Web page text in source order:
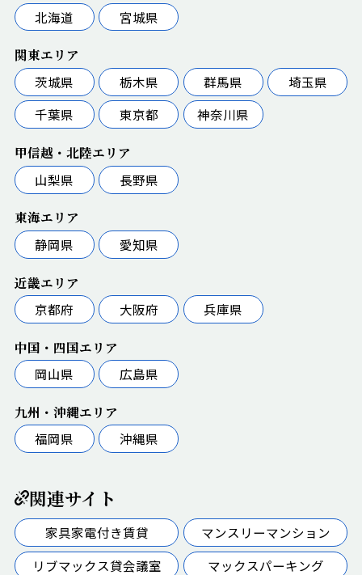
北海道
宮城県
関東エリア
茨城県
栃木県 群馬県
埼玉県
千葉県
東京都 神奈川県
甲信越・北陸エリア
山梨県
長野県
東海エリア
静岡県
愛知県
近畿エリア
京都府
大阪府 兵庫県
中国・四国エリア
岡山県
広島県
九州・沖縄エリア
福岡県
沖縄県
関連サイト
家具家電付き賃貸
マンスリーマンション
リブマックス貸会議室
マックスパーキング